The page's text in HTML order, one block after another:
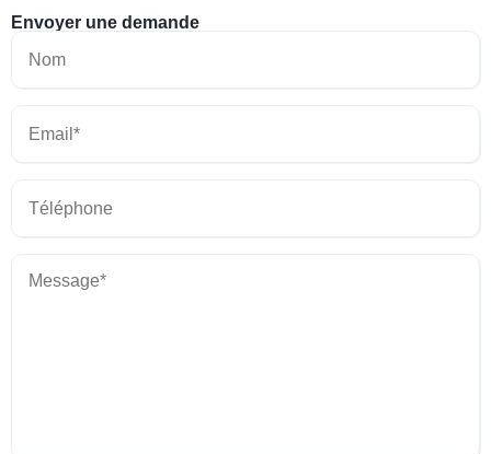
Envoyer une demande